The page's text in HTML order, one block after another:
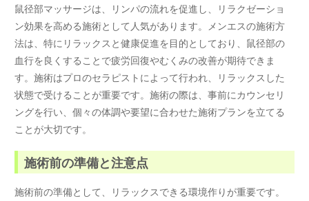
鼠径部マッサージは、リンパの流れを促進し、リラクゼーショ
ン効果を高める施術として人気があります。メンエスの施術方
法は、特にリラックスと健康促進を目的としており、鼠径部の
血行を良くすることで疲労回復やむくみの改善が期待できま
す。施術はプロのセラピストによって行われ、リラックスした
状態で受けることが重要です。施術の際は、事前にカウンセリ
ングを行い、個々の体調や要望に合わせた施術プランを立てる
ことが大切です。
施術前の準備と注意点
施術前の準備として、リラックスできる環境作りが重要です。